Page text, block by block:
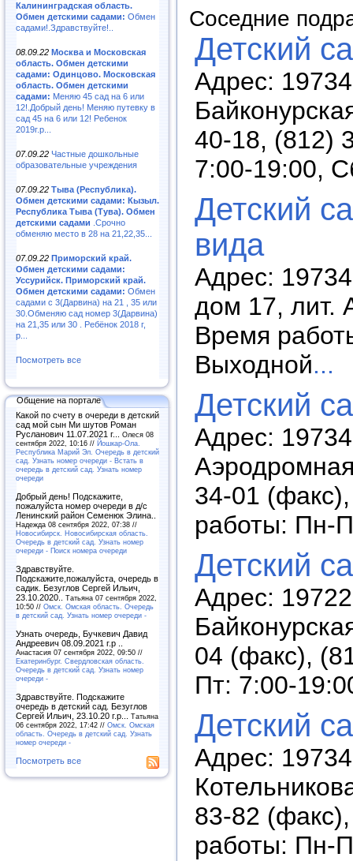
Калининградская область.
Обмен детскими садами: Обмен
садами!.Здравствуйте!..
08.09.22 Москва и Московская
область. Обмен детскими
садами: Одинцово. Московская
область. Обмен детскими
садами: Меняю 45 сад на 6 или
12!.Добрый день! Меняю путевку в
сад 45 на 6 или 12! Ребенок
2019г.р...
07.09.22 Частные дошкольные
образовательные учреждения
07.09.22 Тыва (Республика).
Обмен детскими садами: Кызыл.
Республика Тыва (Тува). Обмен
детскими садами .Срочно
обменяю место в 28 на 21,22,35...
07.09.22 Приморский край.
Обмен детскими садами:
Уссурийск. Приморский край.
Обмен детскими садами: Обмен
садами с 3(Дарвина) на 21 , 35 или
30.Обменяю сад номер 3(Дарвина)
на 21,35 или 30 . Ребёнок 2018 г,
р...
Посмотреть все
Общение на портале
Какой по счету в очереди в детский
сад мой сын Ми шутов Роман
Русланович 11.07.2021 г... Олеся 08
сентября 2022, 10:16 // Йошкар-Ола.
Республика Марий Эл. Очередь в детский
сад. Узнать номер очереди - Встать в
очередь в детский сад. Узнать номер
очереди
Добрый день! Подскажите,
пожалуйста номер очереди в д/с
Ленинский район Семенюк Элина..
Надежда 08 сентября 2022, 07:38 //
Новосибирск. Новосибирская область.
Очередь в детский сад. Узнать номер
очереди - Поиск номера очереди
Здравствуйте.
Подскажите,пожалуйста, очередь в
садик. Безуглов Сергей Ильич,
23.10.2020.. Татьяна 07 сентября 2022,
10:50 // Омск. Омская область. Очередь
в детский сад. Узнать номер очереди -
Узнать очередь, Бучкевич Давид
Андреевич 08.09.2021 г.р ..
Анастасия 07 сентября 2022, 09:50 //
Екатеринбург. Свердловская область.
Очередь в детский сад. Узнать номер
очереди -
Здравствуйте. Подскажите
очередь в детский сад. Безуглов
Сергей Ильич, 23.10.20 г.р... Татьяна
06 сентября 2022, 17:42 // Омск. Омская
область. Очередь в детский сад. Узнать
номер очереди -
Посмотреть все
Соседние
Детский
Адрес:
40-18, (812)
7:00-19:00,
Детский
вида
Адрес:
дом 17, лит.
Время
Выходной...
Детский
Адрес:
34-01
работы: Пн-
Детский
Адрес:
04 (факс),
Пт: 7:00-
Детский
Адрес:
83-82
работы: Пн-